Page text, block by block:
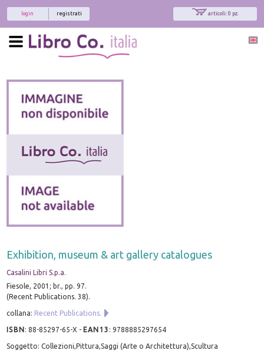
articoli: 0 pz.
registrati
login
Exhibition, museum & art gallery catalogues
Casalini Libri S.p.a.
Fiesole, 2001; br., pp. 97.
(Recent Publications. 38).
collana: Recent Publications.
ISBN:88-85297-65-X - EAN13 :9788885297654
Soggetto: Collezioni,Pittura,Saggi (Arte o Architettura),Scultura